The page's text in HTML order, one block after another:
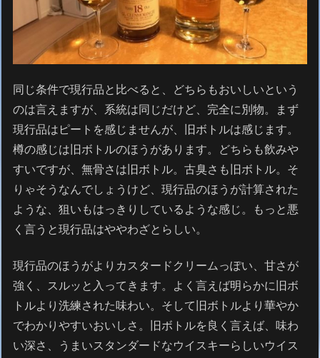
同じ条件で現行品と比べると、どちらもおいしいという
のは言えますが、系統は同じだけど、完全に別物。まず
現行品はピートを感じませんが、旧ボトルは感じます。
樽の感じは旧ボトルのほうがあります。どちらも飲みや
すいですが、無骨さは旧ボトル。古臭さも旧ボトル。そ
りゃそうなんでしょうけど、現行品のほうが計算された
ような、狙いもはっきりしているような感じ。もっと悪
く言うと現行品はややわざとらしい。
現行品のほうがよりカスタードクリームっぽい、甘さが
強く、スルッと入ってきます。よく言えば明らかに旧ボ
トルより洗練された味わい。そして旧ボトルより華やか
でわかりやすいおいしさ。旧ボトルを良く言えば、味わ
い深さ、うまいスタンダードなウイスキーらしいウイス